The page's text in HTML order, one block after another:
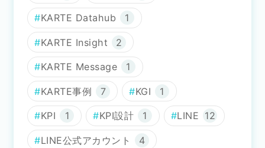
KARTE Datahub 1
KARTE Insight 2
KARTE Message 1
KARTE事例 7 KGI 1
KPI 1 KPI設計 1 LINE 12
LINE公式アカウント 4